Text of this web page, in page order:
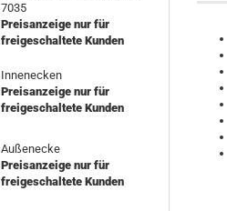
7035
Preisanzeige nur für
freigeschaltete Kunden
Innenecken
Preisanzeige nur für
freigeschaltete Kunden
Außenecke
Preisanzeige nur für
freigeschaltete Kunden